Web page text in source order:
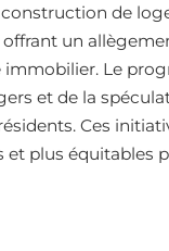
de
un
Le
et de la
Ces
plus équitables